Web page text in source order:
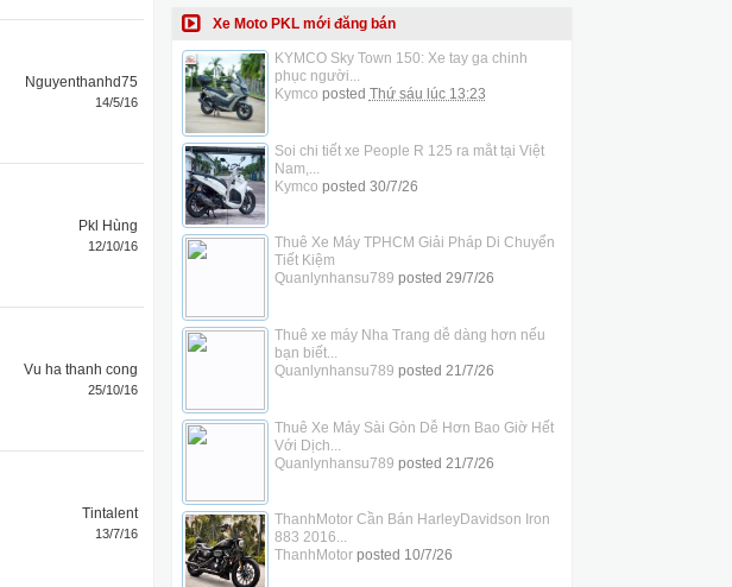
Nguyenthanhd75
14/5/16
Pkl Hùng
12/10/16
Vu ha thanh cong
25/10/16
Tintalent
13/7/16
Xe Moto PKL mới đăng bán
KYMCO Sky Town 150: Xe tay ga chinh
phục người...
Kymco posted Thứ sáu lúc 13:23
Soi chi tiết xe People R 125 ra mắt tại Việt
Nam,...
Kymco posted 30/7/26
Thuê Xe Máy TPHCM Giải Pháp Di Chuyển
Tiết Kiệm
Quanlynhansu789 posted 29/7/26
Thuê xe máy Nha Trang dễ dàng hơn nếu
bạn biết...
Quanlynhansu789 posted 21/7/26
Thuê Xe Máy Sài Gòn Dễ Hơn Bao Giờ Hết
Với Dịch...
Quanlynhansu789 posted 21/7/26
ThanhMotor Cần Bán HarleyDavidson Iron
883 2016...
ThanhMotorposted 10/7/26